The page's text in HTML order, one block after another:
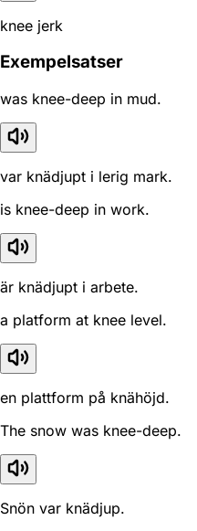
knee jerk
Exempelsatser
was knee-deep in mud.
var knädjupt i lerig mark.
is knee-deep in work.
är knädjupt i arbete.
a platform at knee level.
en plattform på knähöjd.
The snow was knee-deep.
Snön var knädjup.